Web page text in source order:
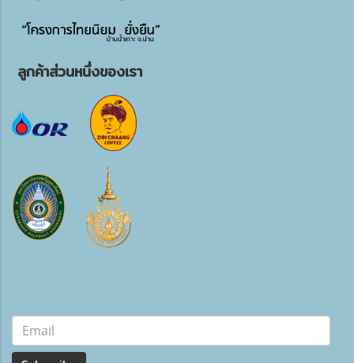
ลูกค้าส่วนหนึ่งของเรา